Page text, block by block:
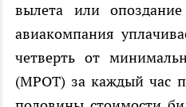
вылета или
авиакомпания
четверть от
(МРОТ) за каждый час